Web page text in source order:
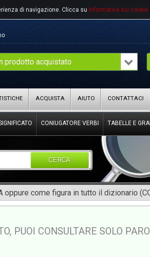
di navigazione. Clicca su Informativa sui cookie
prodotto acquistato
ACQUISTA AIUTO CONTATTACI
CONIUGATORE VERBI TABELLE E
CERCA
come figura in tutto il dizionario
PUOI CONSULTARE SOLO